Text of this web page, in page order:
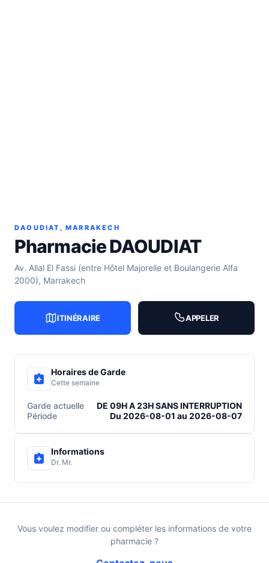
DAOUDIAT, MARRAKECH
Pharmacie DAOUDIAT
Av. Allal El Fassi (entre Hôtel Majorelle et Boulangerie Alfa
2000), Marrakech
ITINÉRAIRE APPELER
Horaires de Garde
Cette semaine
Garde actuelle
DE 09H A 23H SANS INTERRUPTION
Période
Du 2026-08-01 au 2026-08-07
Informations
Dr. Mr.
Vous voulez modifier ou compléter les informations de votre
pharmacie ?